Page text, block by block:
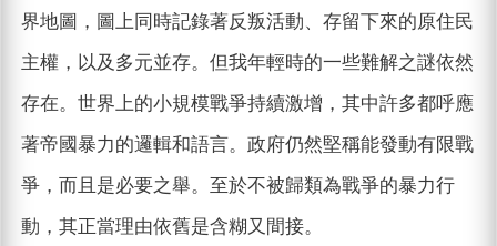
界地圖，圖上同時記錄著反叛活動、存留下來的原住民
主權，以及多元並存。但我年輕時的一些難解之謎依然
存在。世界上的小規模戰爭持續激增，其中許多都呼應
著帝國暴力的邏輯和語言。政府仍然堅稱能發動有限戰
爭，而且是必要之舉。至於不被歸類為戰爭的暴力行
動，其正當理由依舊是含糊又間接。